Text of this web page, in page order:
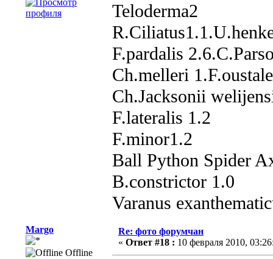
Teloderma2
F.pardalis
Ch.melleri
Ch.Jacksonii
F.lateralis 1.2
F.minor1.2
Ball Python Spider
B.constrictor 1.0
Varanus
Margo
Offline
Re: фото форумчан
« Ответ #18 : 10 февраля 2010,